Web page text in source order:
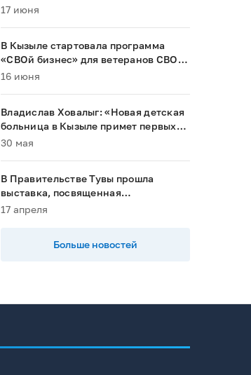
реконструкция
17 июня
В Кызыле стартовала программа
«СВОй бизнес» для ветеранов СВО и
их семей
16 июня
Владислав Ховалыг: «Новая детская
больница в Кызыле примет первых
пациентов в 2028 году»
30 мая
В Правительстве Тувы прошла
выставка, посвященная
национальным проектам
17 апреля
Больше новостей